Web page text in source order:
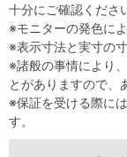
十分にご確認くださ
※モニターの発色に
※表示寸法と実寸の
※諸般の事情により
とがありますので、
※保証を受ける際に
す。